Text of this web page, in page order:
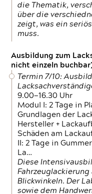
die Thematik,
über die
zeigt, was ein
muss.
Ausbildung zum
nicht einzeln
Termin 7/10:
9.00—16.30 Uhr
Modul I: 2 Tage in
Grundlagen der
Hersteller +
Schäden am
II: 2 Tage in
La…
Diese
Blickwinkeln. Der
sowie dem